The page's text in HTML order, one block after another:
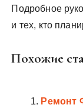
Подробное
и тех, кто
Похожие
Ремонт